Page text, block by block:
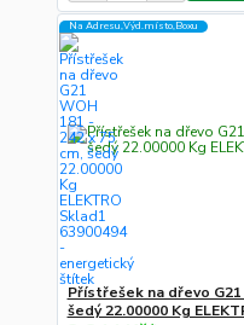
Na Adresu,Výd.místo,Boxu
Přístřešek na dřevo G21
šedý 22.00000 Kg